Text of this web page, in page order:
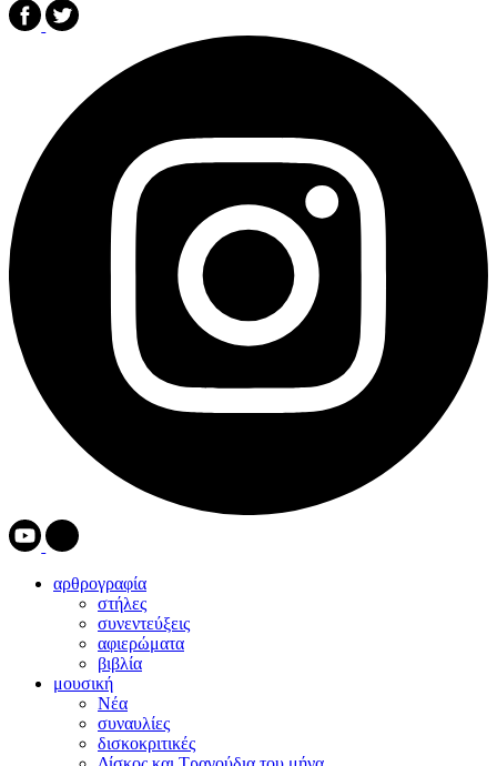
αρθρογραφία
στήλες
συνεντεύξεις
αφιερώματα
βιβλία
μουσική
Νέα
συναυλίες
δισκοκριτικές